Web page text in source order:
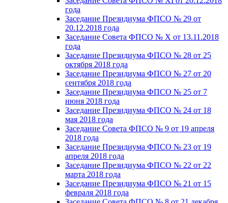
года
Заседание Президиума ФПСО № 29 от
20.12.2018 года
Заседание Совета ФПСО № X от 13.11.2018
года
Заседание Президиума ФПСО № 28 от 25
октября 2018 года
Заседание Президиума ФПСО № 27 от 20
сентября 2018 года
Заседание Президиума ФПСО № 25 от 7
июня 2018 года
Заседание Президиума ФПСО № 24 от 18
мая 2018 года
Заседание Совета ФПСО № 9 от 19 апреля
2018 года
Заседание Президиума ФПСО № 23 от 19
апреля 2018 года
Заседание Президиума ФПСО № 22 от 22
марта 2018 года
Заседание Президиума ФПСО № 21 от 15
февраля 2018 года